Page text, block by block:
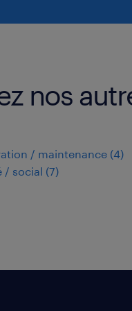
nos
/ maintenance (4)
/ social (7)